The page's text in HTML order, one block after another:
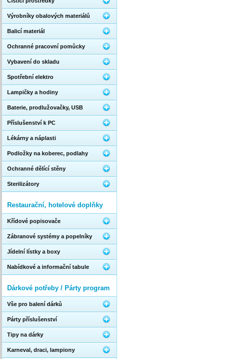
Výrobníky obalových materiálů
Balicí materiál
Ochranné pracovní pomůcky
Vybavení do skladu
Spotřební elektro
Lampičky a hodiny
Baterie, prodlužovačky, USB
Příslušenství k PC
Lékárny a náplasti
Podložky na koberec, podlahy
Ochranné dělící stěny
Sterilizátory
Restaurační, hotelové doplňky
Křídové popisovače
Zábranové systémy a popelníky
Jídelní lístky a boxy
Nabídkové a informační tabule
Dárkové potřeby / Párty program
Vše pro balení dárků
Párty příslušenství
Tipy na dárky
Karneval, draci, lampiony